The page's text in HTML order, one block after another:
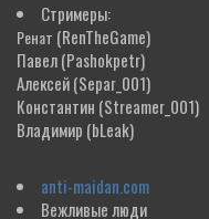
Стримеры:
Ренат (RenTheGame)
Павел(Pashokpetr)
Алексей(Separ_001)
Константин (Streamer_001)
Владимир (bLeak)
anti-maidan.com
Вежливые люди